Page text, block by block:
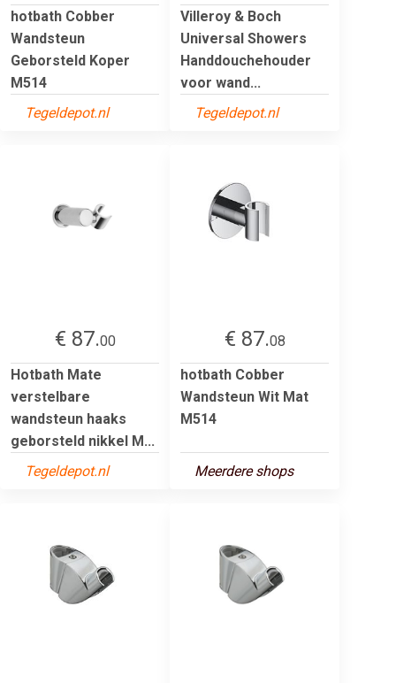
hotbath Cobber
Wandsteun
Geborsteld Koper
M514
Tegeldepot.nl
Villeroy & Boch
Universal Showers
Handdouchehouder
voor wand...
Tegeldepot.nl
€ 87.00
Hotbath Mate
verstelbare
wandsteun haaks
geborsteld nikkel M...
Tegeldepot.nl
€ 87.08
hotbath Cobber
Wandsteun Wit Mat
M514
Meerdere shops